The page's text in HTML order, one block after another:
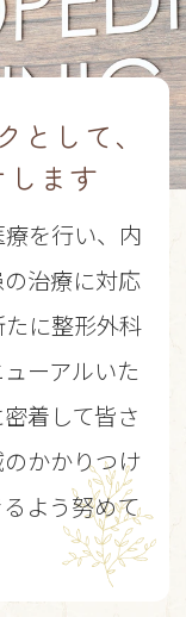
はWEB
でのご予
。今後と
して、
ます
を行い、内
治療に対応
たに整形外科
ーアルいた
着して皆さ
かかりつけ
よう努めて